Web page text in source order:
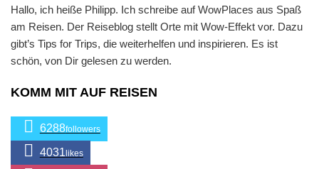
Hallo, ich heiße Philipp. Ich schreibe auf WowPlaces aus Spaß
am Reisen. Der Reiseblog stellt Orte mit Wow-Effekt vor. Dazu
gibt’s Tips for Trips, die weiterhelfen und inspirieren. Es ist
schön, von Dir gelesen zu werden.
KOMM MIT AUF REISEN
6288followers
4031likes